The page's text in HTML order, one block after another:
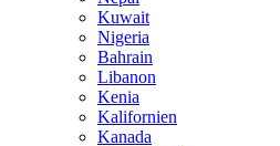
Kuwait
Nigeria
Bahrain
Libanon
Kenia
Kalifornien
Kanada